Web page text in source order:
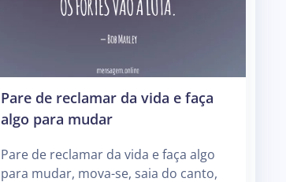
Pare de reclamar da vida e faça
algo para mudar
Pare de reclamar da vida e faça algo
para mudar, mova-se, saia do canto,